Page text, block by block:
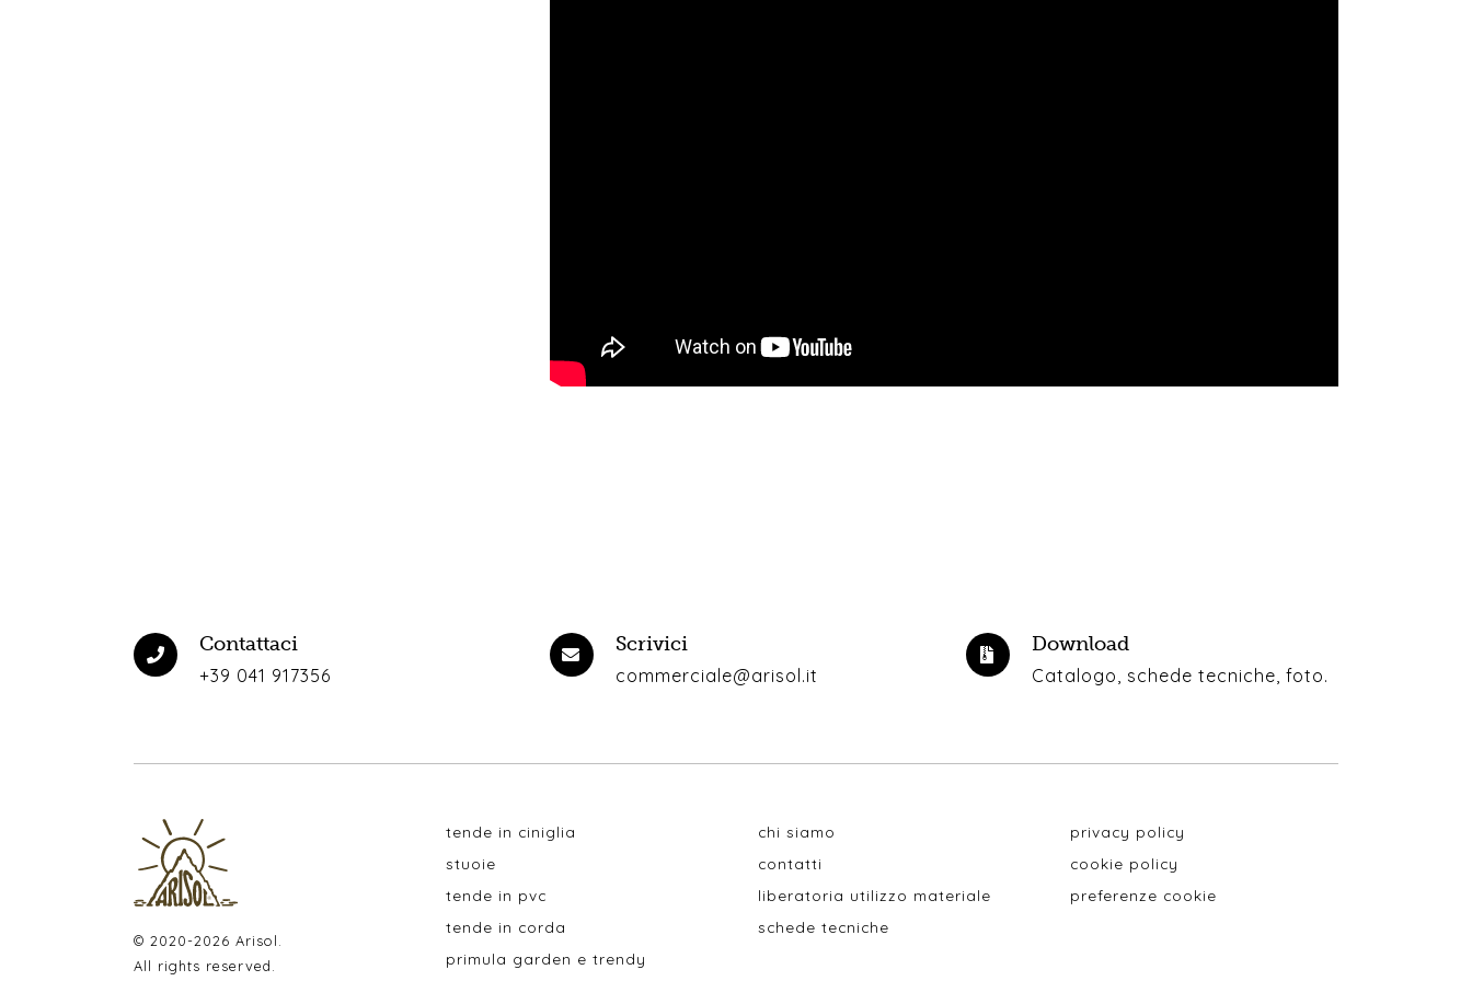
Contattaci
+39 041 917356
Scrivici
commerciale@arisol.it
Download
Catalogo, schede tecniche, foto.
© 2020-2026 Arisol.
All rights reserved.
tende in ciniglia
stuoie
tende in pvc
tende in corda
primula garden e trendy
chi siamo
contatti
liberatoria utilizzo materiale
schede tecniche
privacy policy
cookie policy
preferenze cookie